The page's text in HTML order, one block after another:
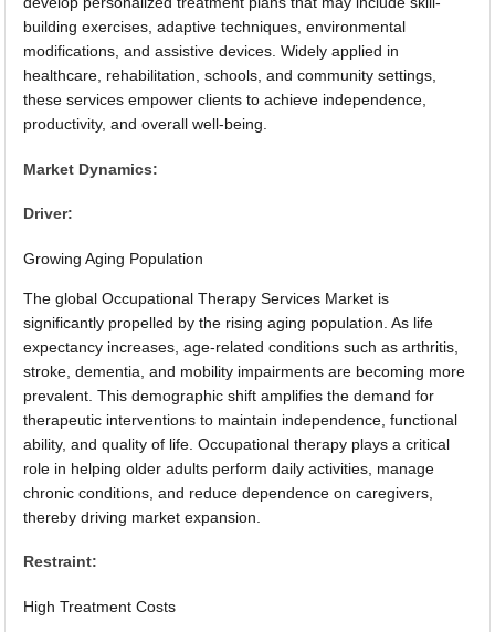
building exercises, adaptive techniques, environmental
modifications, and assistive devices. Widely applied in
healthcare, rehabilitation, schools, and community settings,
these services empower clients to achieve independence,
productivity, and overall well-being.
Market Dynamics:
Driver:
Growing Aging Population
The global Occupational Therapy Services Market is
significantly propelled by the rising aging population. As life
expectancy increases, age-related conditions such as arthritis,
stroke, dementia, and mobility impairments are becoming more
prevalent. This demographic shift amplifies the demand for
therapeutic interventions to maintain independence, functional
ability, and quality of life. Occupational therapy plays a critical
role in helping older adults perform daily activities, manage
chronic conditions, and reduce dependence on caregivers,
thereby driving market expansion.
Restraint:
High Treatment Costs